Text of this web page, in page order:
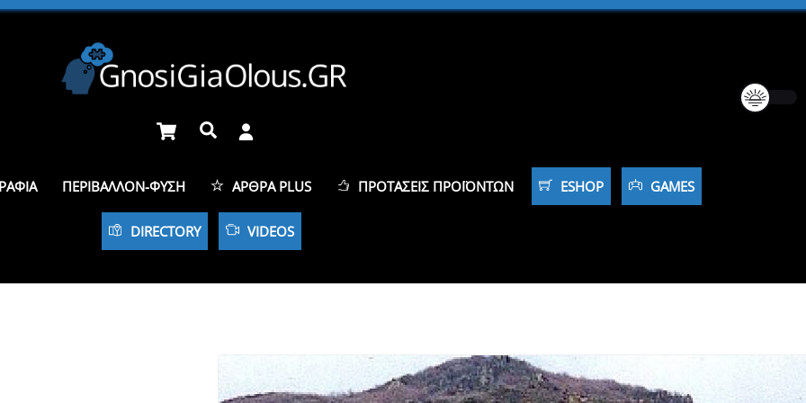
Cart Αναζήτηση
ΠΕΡΙΒΆΛΛΟΝ-ΦΎΣΗ ΆΡΘΡΑ PLUS ΠΡΟΤΆΣΕΙΣ ΠΡΟΪΌΝΤΩΝ ESHOP GAMES
DIRECTORY VIDEOS